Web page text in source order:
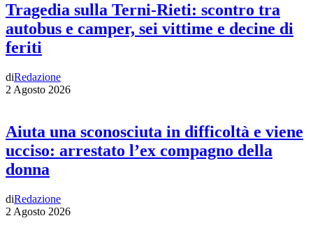
Tragedia sulla Terni-Rieti: scontro tra
autobus e camper, sei vittime e decine di
feriti
diRedazione
2 Agosto 2026
Aiuta una sconosciuta in difficoltà e viene
ucciso: arrestato l’ex compagno della
donna
diRedazione
2 Agosto 2026